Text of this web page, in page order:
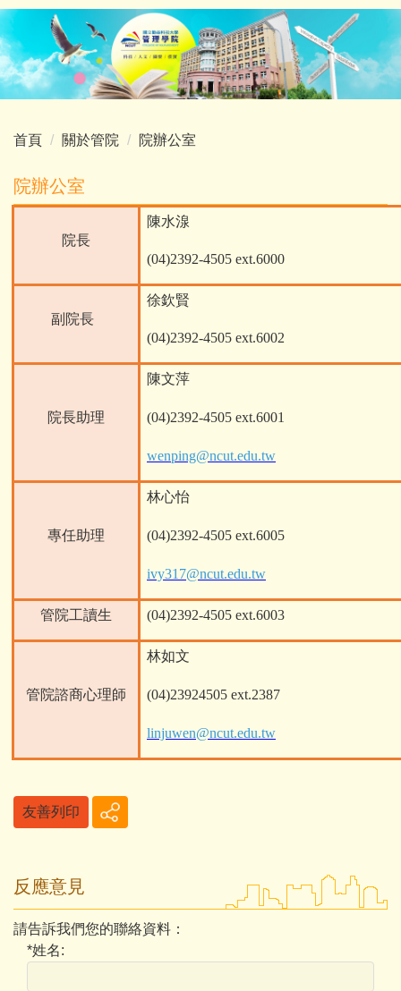
跳
到
主
要
內
區
首頁 關於管院 院辦公室
院辦公室
院長
陳水湶
(04)2392-4505 ext.6000
副院長
徐欽賢
(04)2392-4505 ext.6002
院長助理
陳文萍
(04)2392-4505 ext.6001
wenping@ncut.edu.tw
專任助理
林心怡
(04)2392-4505 ext.6005
ivy317@ncut.edu.tw
管院工讀生 (04)2392-4505 ext.6003
管院諮商心理師
林如文
(04)23924505 ext.2387
linjuwen@ncut.edu.tw
友善列印
反應意見
請告訴我們您的聯絡資料：
*姓名: